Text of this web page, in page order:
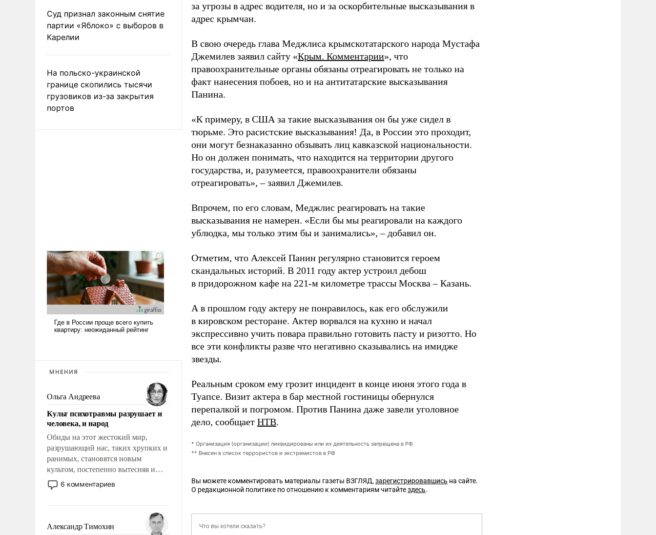
Суд признал законным снятие
партии «Яблоко» с выборов в
Карелии
На польско-украинской
границе скопились тысячи
грузовиков из-за закрытия
портов
МНЕНИЯ
Ольга Андреева
Культ психотравмы разрушает и
человека, и народ
Обиды на этот жестокий мир,
разрушающий нас, таких хрупких и
ранимых, становятся новым
культом, постепенно вытесняя и
отменяя традиционное требование к
человеку – быть мужественным и
на себя ответственность, помогать
слабым, идти вперед и
6 комментариев
Александр Тимохин
за угрозы в адрес водителя, но и за оскорбительные высказывания в
адрес крымчан.
В свою очередь глава Меджлиса крымскотатарского народа Мустафа
Джемилев заявил сайту «Крым. Комментарии», что
правоохранительные органы обязаны отреагировать не только на
факт нанесения побоев, но и на антитатарские высказывания
Панина.
«К примеру, в США за такие высказывания он бы уже сидел в
тюрьме. Это расистские высказывания! Да, в России это проходит,
они могут безнаказанно обзывать лиц кавказской национальности.
Но он должен понимать, что находится на территории другого
государства, и, разумеется, правоохранители обязаны
отреагировать», – заявил Джемилев.
Впрочем, по его словам, Меджлис реагировать на такие
высказывания не намерен. «Если бы мы реагировали на каждого
ублюдка, мы только этим бы и занимались», – добавил он.
Отметим, что Алексей Панин регулярно становится героем
скандальных историй. В 2011 году актер устроил дебош
в придорожном кафе на 221-м километре трассы Москва – Казань.
А в прошлом году актеру не понравилось, как его обслужили
в кировском ресторане. Актер ворвался на кухню и начал
экспрессивно учить повара правильно готовить пасту и ризотто. Но
все эти конфликты разве что негативно сказывались на имидже
звезды.
Реальным сроком ему грозит инцидент в конце июня этого года в
Туапсе. Визит актера в бар местной гостиницы обернулся
перепалкой и погромом. Против Панина даже завели уголовное
дело, сообщает НТВ.
* Организация (организации) ликвидированы или их деятельность запрещена в РФ
** Внесен в список террористов и экстремистов в РФ
Вы можете комментировать материалы газеты ВЗГЛЯД, зарегистрировавшись на сайте.
О редакционной политике по отношению к комментариям читайтездесь.